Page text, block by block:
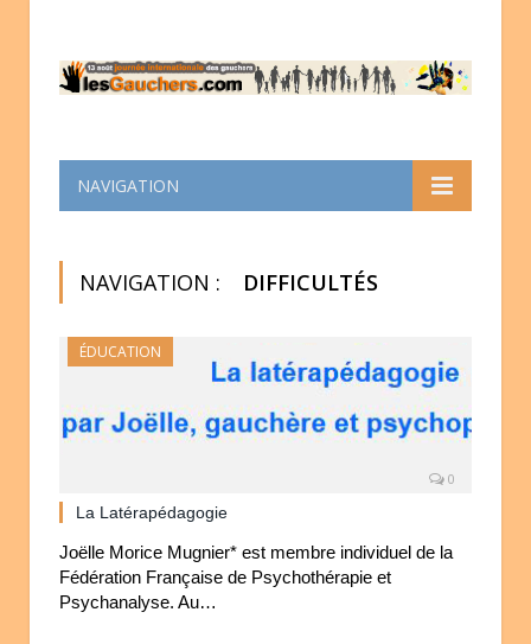
NAVIGATION
NAVIGATION : DIFFICULTÉS
ÉDUCATION
0
La Latérapédagogie
Joëlle Morice Mugnier* est membre individuel de la
Fédération Française de Psychothérapie et
Psychanalyse. Au…